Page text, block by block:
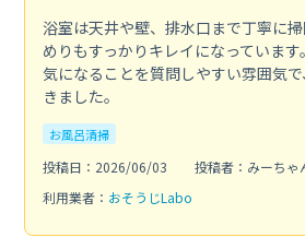
浴室は天井や壁、排水口まで丁寧に
めりもすっかりキレイになっていま
気になることを質問しやすい雰囲気
きました。
お風呂清掃
投稿日：2026/06/03
投稿者：みーちゃ
利用業者： おそうじLabo